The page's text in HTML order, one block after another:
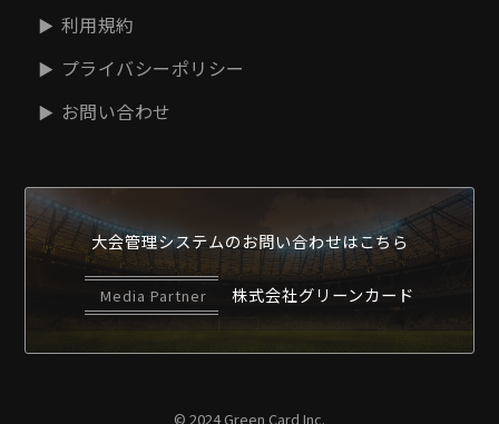
利用規約
プライバシーポリシー
お問い合わせ
大会管理システムのお問い合わせはこちら
Media Partner 株式会社グリーンカード
© 2024 Green Card Inc.